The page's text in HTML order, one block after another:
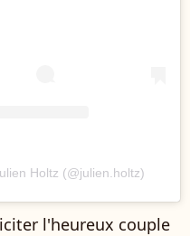
Holtz (@julien.holtz)
l'heureux couple